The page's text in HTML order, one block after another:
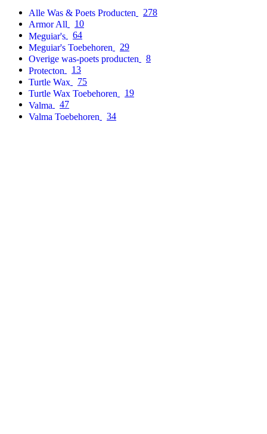
Alle Was & Poets Producten
278
Armor All
10
Meguiar's
64
Meguiar's Toebehoren
29
Overige was-poets producten
8
Protecton
13
Turtle Wax
75
Turtle Wax Toebehoren
19
Valma
47
Valma Toebehoren
34